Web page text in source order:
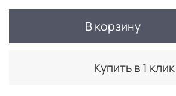
В корзину
Купить в 1 клик